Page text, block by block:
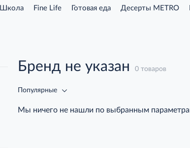
Школа Fine Life Готовая еда Десерты METRO
Бренд не указан 0 товаров
Популярные
Мы ничего не нашли по выбранным